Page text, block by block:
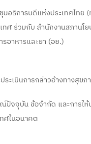
อธิการบดีแห่งประเทศไทย
ศ ร่วมกับ สำนักงานสภาน
อาหารและยา (อย.)
ะเมินการกล่าวอ้างทางสุขภ
จจุบัน ข้อจำกัด และการใ
ศในอนาคต